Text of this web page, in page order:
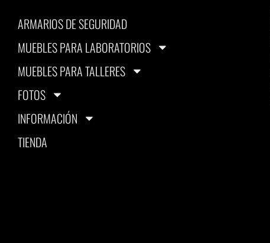
ARMARIOS DE SEGURIDAD
MUEBLES PARA LABORATORIOS
MUEBLES PARA TALLERES
FOTOS
INFORMACIÓN
TIENDA